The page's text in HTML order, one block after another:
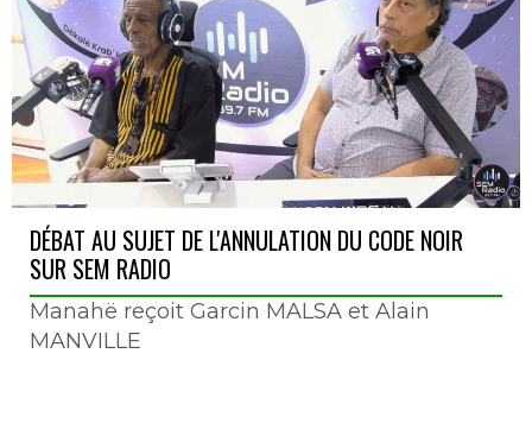
DÉBAT AU SUJET DE L'ANNULATION DU CODE NOIR
SUR SEM RADIO
Manahë reçoit Garcin MALSA et Alain
MANVILLE